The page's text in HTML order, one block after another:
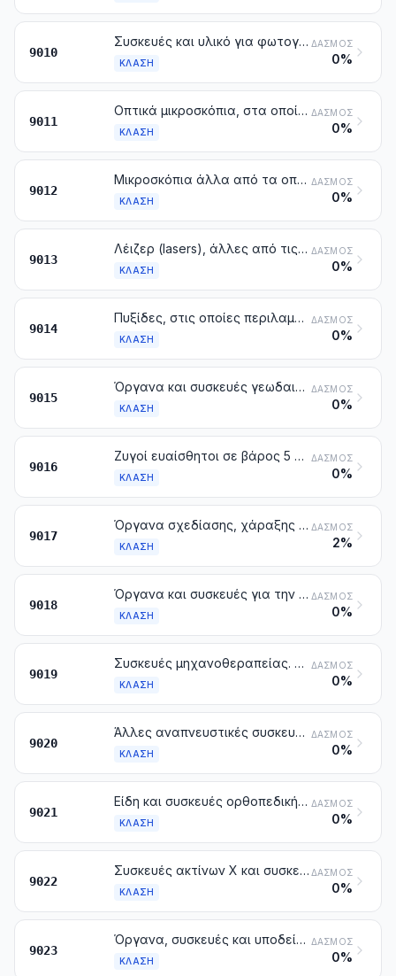
9010
Συσκευές και υλικό για φωτογραφικά εργαστήρια (περιλαμβανομένων και των κινηματογραφικών), που δεν κατονομάζονται ούτε περιλαμβάνονται αλλού στο κεφάλαιο αυτό. Νεγκατοσκόπια. Οθόνες για προβολές
ΚΛΆΣΗ
ΔΑΣΜΌΣ
0%
9011
Οπτικά μικροσκόπια, στα οποία περιλαμβάνονται και τα μικροσκόπια για τη φωτομικρογραφία, την κινηματοφωτομικρογραφία ή τη μικροπροβολή
ΚΛΆΣΗ
ΔΑΣΜΌΣ
0%
9012
Μικροσκόπια άλλα από τα οπτικά. Συσκευές καταγραφής της περίθλασης
ΚΛΆΣΗ
ΔΑΣΜΌΣ
0%
9013
Λέιζερ (lasers), άλλες από τις διόδους (laser). Άλλες συσκευές και όργανα οπτικής, που δεν κατονομάζονται ούτε περιλαμβάνονται αλλού στο κεφάλαιο αυτό
ΚΛΆΣΗ
ΔΑΣΜΌΣ
0%
9014
Πυξίδες, στις οποίες περιλαμβάνονται και οι πυξίδες ναυσιπλοΐας. Άλλα όργανα και συσκευές ναυσιπλοΐας
ΚΛΆΣΗ
ΔΑΣΜΌΣ
0%
9015
Όργανα και συσκευές γεωδαισίας, τοπογραφίας, χωρομετρίας, χωροστάθμισης, εικονομετρίας, υδρογραφίας, ωκεανογραφίας, υδρολογίας, μετεωρολογίας ή γεωφυσικής, με εξαίρεση τις πυξίδες. Τηλέμετρα
ΚΛΆΣΗ
ΔΑΣΜΌΣ
0%
9016
Ζυγοί ευαίσθητοι σε βάρος 5 cg ή λιγότερο, με ή χωρίς σταθμά
ΚΛΆΣΗ
ΔΑΣΜΌΣ
0%
9017
Όργανα σχεδίασης, χάραξης ή υπολογισμού (π.χ. μηχανές σχεδίασης, παντογράφοι, μοιρογνωμόνια, θήκες μαθηματικών εργαλείων, λογαριθμικοί κανόνες και κύκλοι). Όργανα μέτρησης του μήκους, για χρήση με το χέρι [π.χ. μέτρα, μικρόμετρα, μετρητές (πόδια) με αυλακώσεις και μετρητές πάχους], που δεν κατονομάζονται ούτε περιλαμβάνονται αλλού στο κεφάλαιο αυτό
ΚΛΆΣΗ
ΔΑΣΜΌΣ
2%
9018
Όργανα και συσκευές για την ιατρική, τη χειρουργική, την οδοντιατρική ή την κτηνιατρική, στα οποία περιλαμβάνονται και οι συσκευές σπινθηρογραφήματος και άλλες συσκευές ηλεκτροθεραπείας, καθώς και οι συσκευές για διάφορες οπτικές δοκιμασίες
ΚΛΆΣΗ
ΔΑΣΜΌΣ
0%
9019
Συσκευές μηχανοθεραπείας. Συσκευές μάλαξης (μασάζ). Συσκευές ψυχοτεχνικής. Συσκευές οζονοθεραπείας, οξυγονοθεραπείας, ταυτόχρονης χορήγησης οξυγόνου και φαρμάκων, αναπνευστικές συσκευές για την τεχνητή αναπνοή και άλλες συσκευές για αναπνευστική θεραπεία
ΚΛΆΣΗ
ΔΑΣΜΌΣ
0%
9020
Άλλες αναπνευστικές συσκευές και προσωπίδες κατά των αερίων, με εξαίρεση τις προστατευτικές προσωπίδες που δεν φέρουν μηχανισμό και κινητό στοιχείο φιλτραρίσματος
ΚΛΆΣΗ
ΔΑΣΜΌΣ
0%
9021
Είδη και συσκευές ορθοπεδικής, στα οποία περιλαμβάνονται και οι ιατροχειρουργικές ζώνες και επίδεσμοι και οι πατερίτσες. Νάρθηκες, υποστηρίγματα και άλλα είδη και συσκευές για κατάγματα. Είδη και συσκευές προθέσεως. Συσκευές για τη διευκόλυνση της ακοής στους κουφούς και άλλες συσκευές που κρατιούνται με το χέρι, φέρονται από τα πρόσωπα ή εισάγονται στον ανθρώπινο οργανισμό, με σκοπό την αναπλήρωση μιας έλλειψης ή τη θεραπεία μιας αναπηρίας
ΚΛΆΣΗ
ΔΑΣΜΌΣ
0%
9022
Συσκευές ακτίνων X και συσκευές που χρησιμοποιούν τις ακτινοβολίες άλφα, βήτα γάμα ή άλλες ιοντίζουσες ακτινοβολίες, έστω και για χρήση ιατρική, χειρουργική, οδοντιατρική ή κτηνιατρική, στις οποίες περιλαμβάνονται και οι συσκευές ακτινογραφίας ή ακτινοθεραπείας, οι σωλήνες για ακτίνες X και άλλες διατάξεις παραγωγής ακτίνων X, οι γεννήτριες τάσης, οι πίνακες χειρισμού, τα προστατευτικά πλαίσια, τα τραπέζια, οι πολυθρόνες και παρόμοια είδη για την εξέταση ή θεραπεία
ΚΛΆΣΗ
ΔΑΣΜΌΣ
0%
9023
Όργανα, συσκευές και υποδείγματα που έχουν κατασκευασθεί για επίδειξη (π.χ. στη διδασκαλία ή τις εκθέσεις), ακατάλληλα για άλλες χρήσεις
ΚΛΆΣΗ
ΔΑΣΜΌΣ
0%